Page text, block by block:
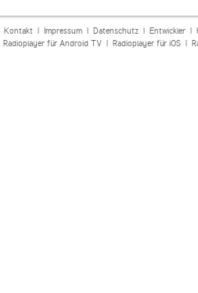
Kontakt| Impressum| Datenschutz| Entwickler|
Radioplayer für Android TV| Radioplayer für iOS|